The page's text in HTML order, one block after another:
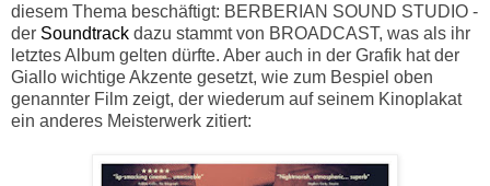
diesem Thema beschäftigt: BERBERIAN SOUND STUDIO -
der Soundtrack dazu stammt von BROADCAST, was als ihr
letztes Album gelten dürfte. Aber auch in der Grafik hat der
Giallo wichtige Akzente gesetzt, wie zum Bespiel oben
genannter Film zeigt, der wiederum auf seinem Kinoplakat
ein anderes Meisterwerk zitiert: